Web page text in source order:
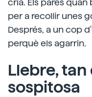
cria. Els pares
per a recollir unes
Després, a un cop
perquè els agarrin.
Llebre,
sospitosa